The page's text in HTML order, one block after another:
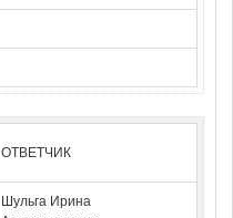
ОТВЕТЧИК
Шульга Ирина